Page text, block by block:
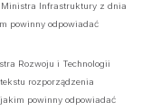
Ministra Infrastruktury z dnia
powinny odpowiadać
Rozwoju i Technologii
rozporządzenia
powinny odpowiadać